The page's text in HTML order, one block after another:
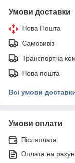
Умови доставки
Нова Пошта
Самовивіз
Транспортна
Нова пошта
Всі умови
Умови оплати
Післяплата
Оплата на